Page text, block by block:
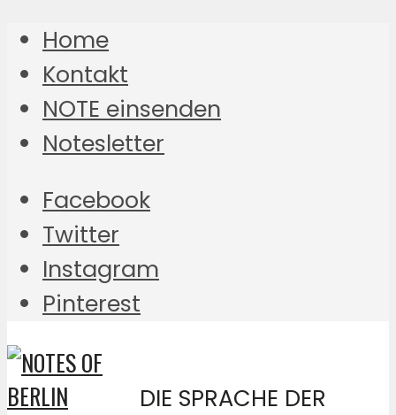
Home
Kontakt
NOTE einsenden
Notesletter
Facebook
Twitter
Instagram
Pinterest
DIE SPRACHE DER